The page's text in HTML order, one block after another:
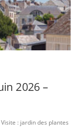
2026 –
Visite : jardin des plantes